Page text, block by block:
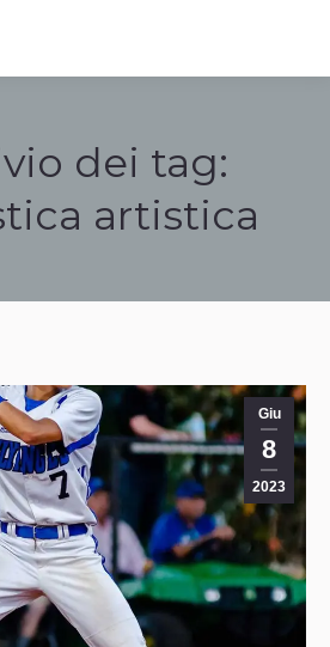
dei tag:
artistica
Giu
8
2023